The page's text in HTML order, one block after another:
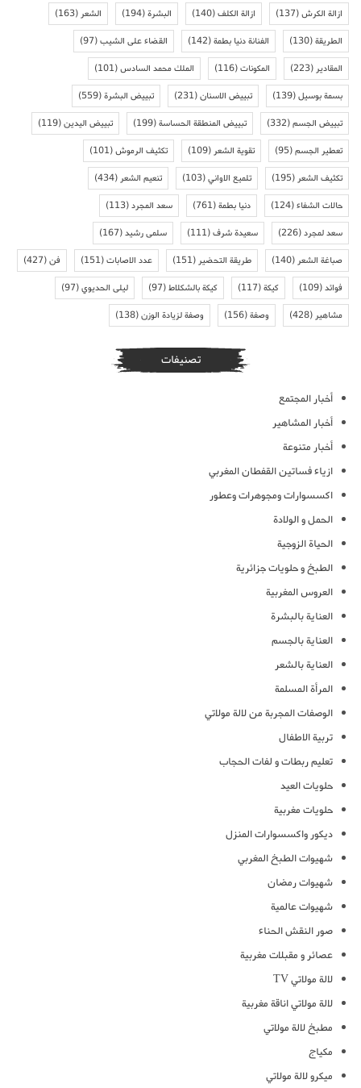
ازالة الكرش(137) ازالة الكلف(140) البشرة(194) الشعر(163)
الطريقة(130) الفنانة دنيا بطمة(142) القضاء على الشيب(97)
المقادير(223) المكونات(116) الملك محمد السادس(101)
بسمة بوسيل(139) تبييض الاسنان(231) تبييض البشرة(559)
تبييض الجسم(332) تبييض المنطقة الحساسة(199) تبييض اليدين(119)
تعطير الجسم(95) تقوية الشعر(109) تكثيف الرموش(101)
تكثيف الشعر(195) تلميع الاواني(103) تنعيم الشعر(434)
حالات الشفاء(124) دنيا بطمة(761) سعد المجرد(113)
سعد لمجرد(226) سعيدة شرف(111) سلمى رشيد(167)
صباغة الشعر(140) طريقة التحضير(151) عدد الاصابات(151) فن(427)
فوائد(109) كيكة(117) كيكة بالشكلاط(97) ليلى الحديوي(97)
مشاهير(428) وصفة(156) وصفة لزيادة الوزن(138)
تصنيفات
أخبار المجتمع
أخبار المشاهير
أخبار متنوعة
ازياء فساتين القفطان المغربي
اكسسوارات ومجوهرات وعطور
الحمل و الولادة
الحياة الزوجية
الطبخ و حلويات جزائرية
العروس المغربية
العناية بالبشرة
العناية بالجسم
العناية بالشعر
المرأة المسلمة
الوصفات المجربة من لالة مولاتي
تربية الاطفال
تعليم ربطات و لفات الحجاب
حلويات العيد
حلويات مغربية
ديكور واكسسوارات المنزل
شهيوات الطبخ المغربي
شهيوات رمضان
شهيوات عالمية
صور النقش الحناء
عصائر و مقبلات مغربية
لالة مولاتي TV
لالة مولاتي اناقة مغربية
مطبخ لالة مولاتي
مكياج
ميكرو لالة مولاتي